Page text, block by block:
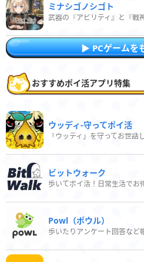
ミナシゴノシゴト
PCゲームを
おすすめポイ活アプリ特集
ウッディ‐守ってポイ活
「ウッディ」を守ってお世話
ビットウォーク
Powl（ポウル）